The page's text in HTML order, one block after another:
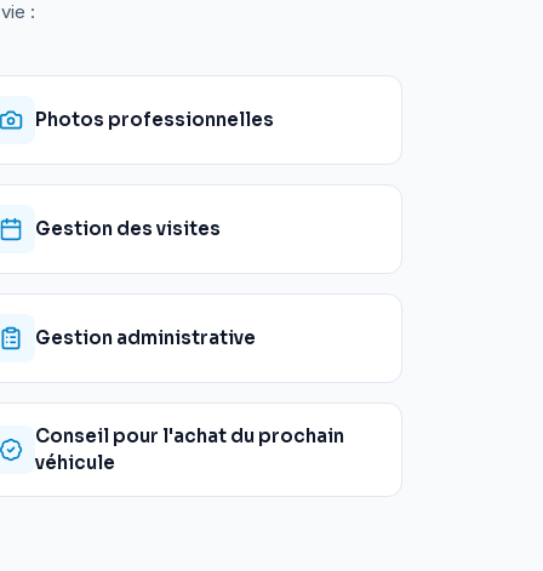
:
Photos professionnelles
Gestion des visites
Gestion administrative
Conseil pour l'achat du prochain
véhicule